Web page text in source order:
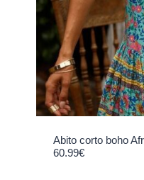
Abito corto boho
60.99€